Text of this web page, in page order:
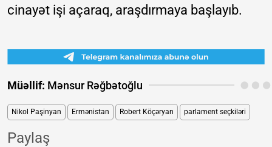
cinayət işi açaraq, araşdırmaya başlayıb.
Müəllif: Mənsur Rəğbətoğlu
Nikol Paşinyan Ermənistan Robert Köçəryan parlament seçkiləri
Paylaş